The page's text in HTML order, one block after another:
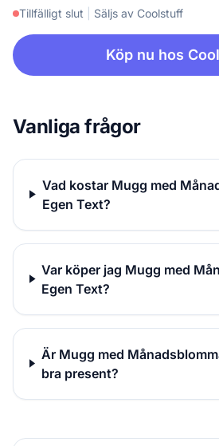
Tillfälligt slut Säljs av Coolstuff
Köp nu hos
Vanliga frågor
Vad kostar Mugg med
Egen Text?
Var köper jag Mugg med
Egen Text?
Är Mugg med
bra present?